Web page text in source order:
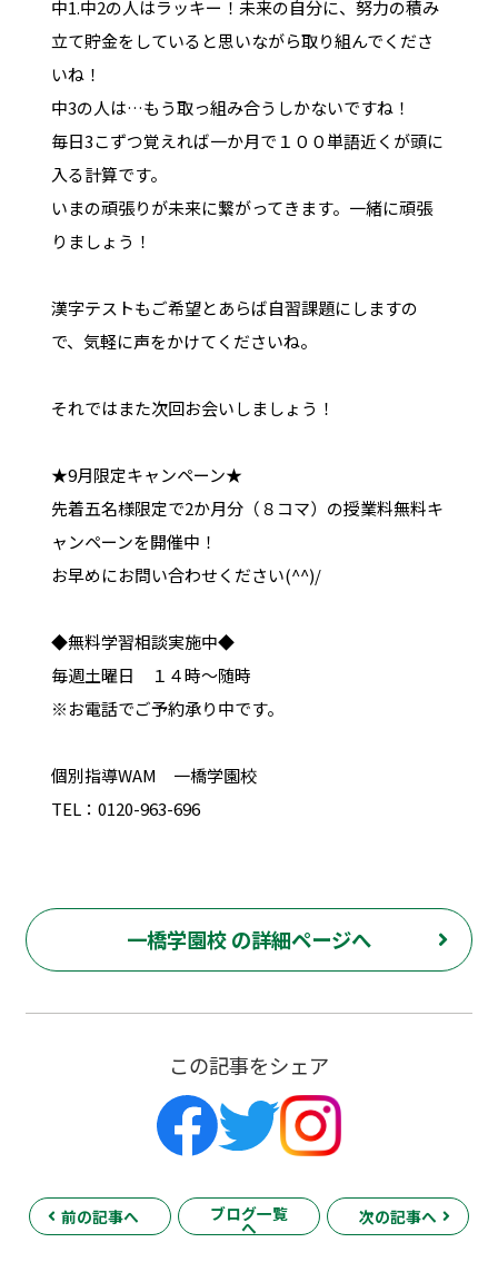
中1.中2の人はラッキー！未来の自分に、努力の積み
立て貯金をしていると思いながら取り組んでくださ
いね！
中3の人は…もう取っ組み合うしかないですね！
毎日3こずつ覚えれば一か月で１００単語近くが頭に
入る計算です。
いまの頑張りが未来に繋がってきます。一緒に頑張
りましょう！
漢字テストもご希望とあらば自習課題にしますの
で、気軽に声をかけてくださいね。
それではまた次回お会いしましょう！
★9月限定キャンペーン★
先着五名様限定で2か月分（８コマ）の授業料無料キ
ャンペーンを開催中！
お早めにお問い合わせください(^^)/
◆無料学習相談実施中◆
毎週土曜日 １４時～随時
※お電話でご予約承り中です。
個別指導WAM 一橋学園校
TEL：0120-963-696
一橋学園校 の詳細ページへ
この記事をシェア
前の記事へ ブログ一覧
へ
次の記事へ